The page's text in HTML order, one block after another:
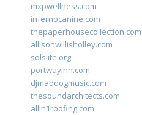
mxpwellness.com
infernocanine.com
thepaperhousecollection.com
allisonwillisholley.com
solslite.org
portwayinn.com
djmaddogmusic.com
thesoundarchitects.com
allin1roofing.com